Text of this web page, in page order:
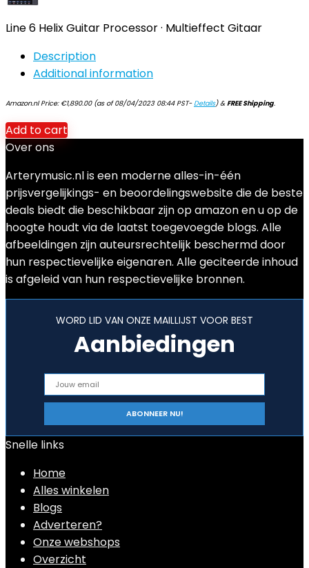
Line 6 Helix Guitar Processor · Multieffect Gitaar
Description
Additional information
Amazon.nl Price: €1,890.00(as of 08/04/2023 08:44 PST-Details)&FREE Shipping.
Add to cart
Over ons
Arterymusic.nl is een moderne alles-in-één
prijsvergelijkings- en beoordelingswebsite die de beste
deals biedt die beschikbaar zijn op amazon en u op de
hoogte houdt via de laatst toegevoegde blogs. Alle
afbeeldingen zijn auteursrechtelijk beschermd door
hun respectievelijke eigenaren. Alle geciteerde inhoud
is afgeleid van hun respectievelijke bronnen.
WORD LID VAN ONZE MAILLIJST VOOR BEST
Aanbiedingen
Snelle links
Home
Alles winkelen
Blogs
Adverteren?
Onze webshops
Overzicht